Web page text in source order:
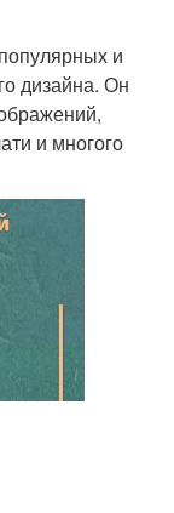
и
дизайна. Он
и многого